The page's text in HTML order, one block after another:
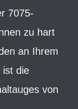
7075-
zu hart
an Ihrem
ist die
von